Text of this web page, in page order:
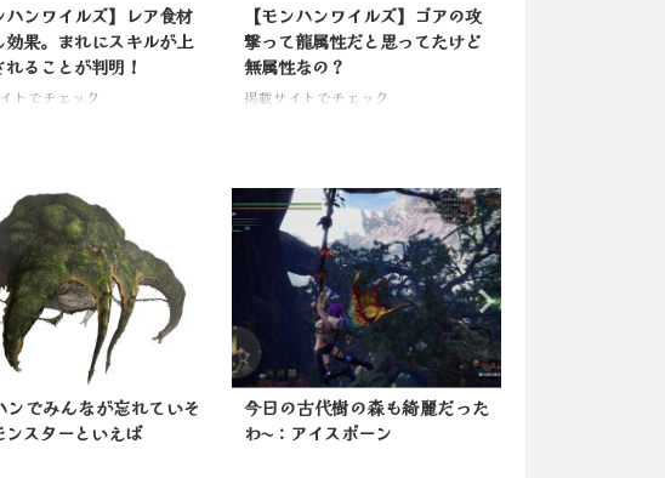
ハンワイルズ】レア食材
効果。まれにスキルが上
ることが判明！
トでチェック
【モンハンワイルズ】ゴアの攻
撃って龍属性だと思ってたけど
無属性なの？
掲載サイトでチェック
古代樹の森も綺麗だった
イスボーン
モンハン新作は防具の男女制限
を撤廃します ←これｗｗｗ